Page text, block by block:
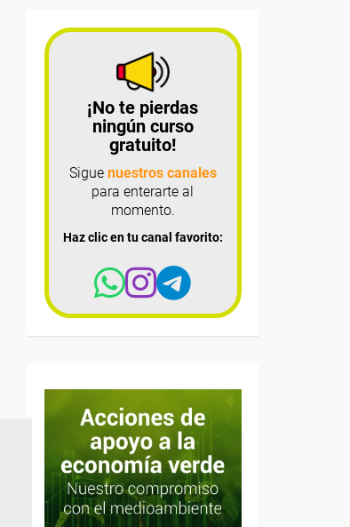
¡No te pierdas
ningún curso
gratuito!
Sigue nuestros canales
para enterarte al
momento.
Haz clic en tu canal favorito: